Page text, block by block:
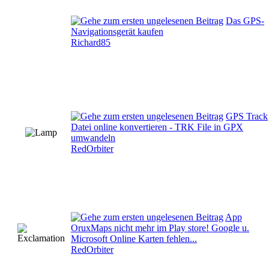
Das GPS-
Navigationsgerät kaufen
Richard85
GPS Track
Datei online konvertieren - TRK File in GPX
umwandeln
RedOrbiter
App
OruxMaps nicht mehr im Play store! Google u.
Microsoft Online Karten fehlen...
RedOrbiter